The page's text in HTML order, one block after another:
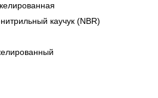
нитрильный каучук (NBR)